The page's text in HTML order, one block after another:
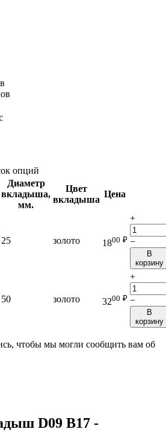
опций
Диаметр
вкладыша,
мм.
Цвет
вкладыша
Цена
25 золото 1800 ₽
+
−
В
корзину
50 золото 3200 ₽
+
−
В
корзину
чтобы мы могли сообщить вам об
D09 B17 -